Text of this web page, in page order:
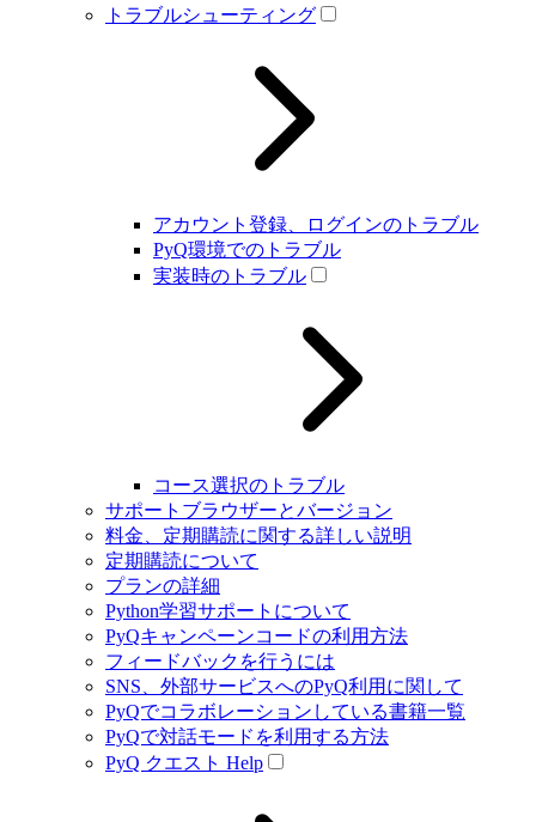
トラブルシューティング
アカウント登録、ログインのトラブル
PyQ環境でのトラブル
実装時のトラブル
コース選択のトラブル
サポートブラウザーとバージョン
料金、定期購読に関する詳しい説明
定期購読について
プランの詳細
Python学習サポートについて
PyQキャンペーンコードの利用方法
フィードバックを行うには
SNS、外部サービスへのPyQ利用に関して
PyQでコラボレーションしている書籍一覧
PyQで対話モードを利用する方法
PyQ クエスト Help